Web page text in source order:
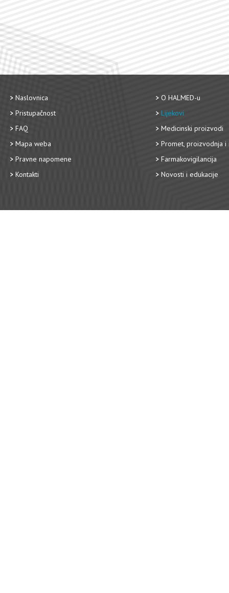
Naslovnica
Pristupačnost
FAQ
Mapa weba
Pravne napomene
Kontakti
O HALMED-u
Lijekovi
Medicinski proizvodi
Promet, proizvodnja i
Farmakovigilancija
Novosti i edukacije